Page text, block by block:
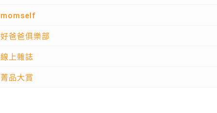
momself
好爸爸俱樂部
線上雜誌
菁品大賞